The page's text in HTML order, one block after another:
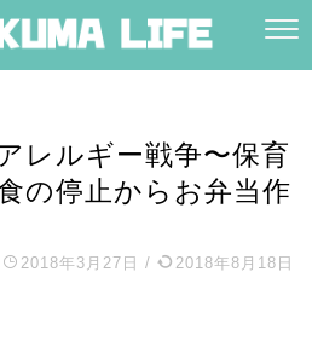
レルギー戦争〜保育
の停止からお弁当作
2018年3月27日 / 2018年8月18日